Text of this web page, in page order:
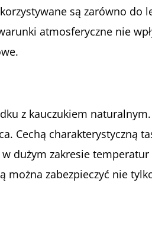
są zarówno do
atmosferyczne nie
z kauczukiem
Cechą charakterystyczną
dużym zakresie temperatur
można zabezpieczyć nie